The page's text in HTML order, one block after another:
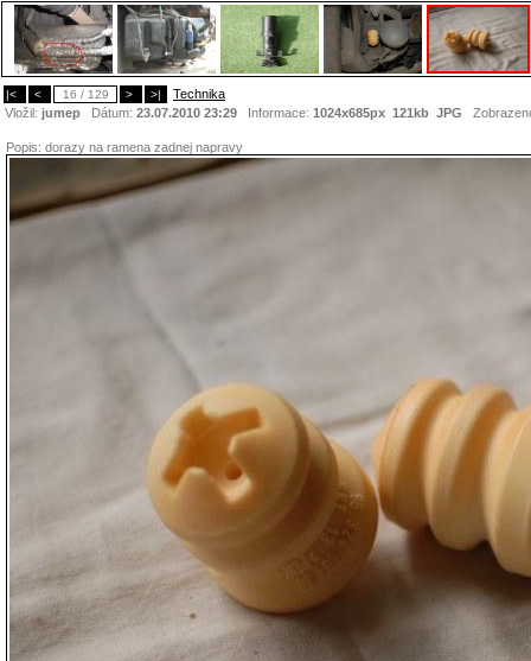
|< < 16 / 129 > >|
Technika
Vložil: jumep Dátum: 23.07.2010 23:29 Informace: 1024x685px 121kb JPG
Popis: dorazy na ramena zadnej napravy